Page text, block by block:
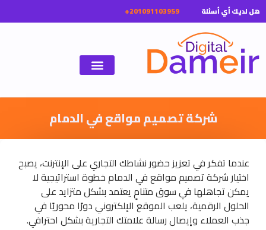
لديك أي أسئلة
شركة تصميم مواقع في الدمام
عندما تفكر في تعزيز حضور نشاطك التجاري على الإنترنت، يصبح
اختيار شركة تصميم مواقع في الدمام خطوة استراتيجية لا
يمكن تجاهلها في سوق متنامٍ يعتمد بشكل متزايد على
الحلول الرقمية، يلعب الموقع الإلكتروني دورًا محوريًا في
جذب العملاء وإيصال رسالة علامتك التجارية بشكل احترافي.